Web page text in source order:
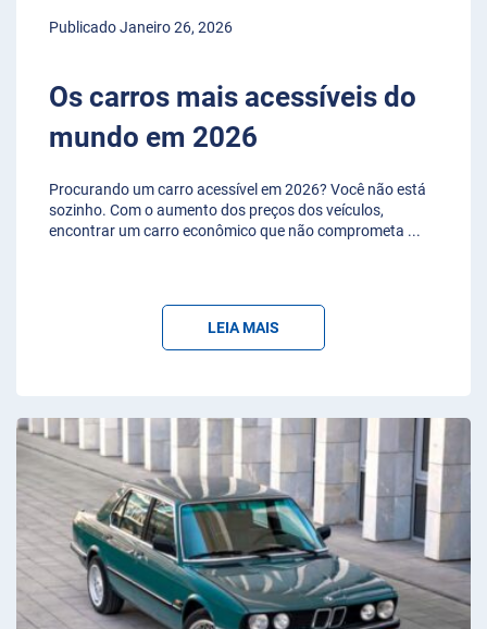
Publicado Janeiro 26, 2026
Os carros mais acessíveis do
mundo em 2026
Procurando um carro acessível em 2026? Você não está
sozinho. Com o aumento dos preços dos veículos,
encontrar um carro econômico que não comprometa ...
LEIA MAIS